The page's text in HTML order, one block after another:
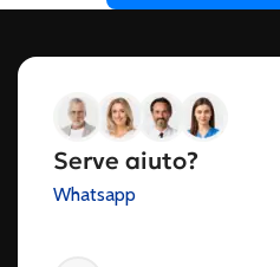
Serve aiuto?
Whatsapp